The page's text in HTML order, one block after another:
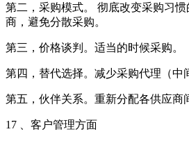
第二，采购模式。 彻底改变采购习
商，避免分散采购。
第三，价格谈判。适当的时候采购。
第四，替代选择。减少采购代理（中
第五，伙伴关系。重新分配各供应商
17 、客户管理方面